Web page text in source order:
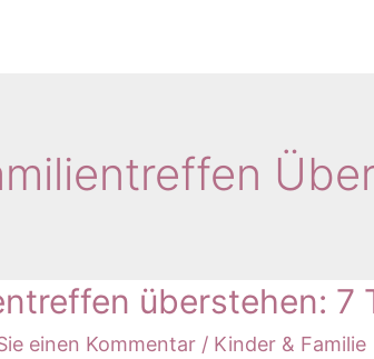
überstehen: 7
einen Kommentar / Kinder & Familie